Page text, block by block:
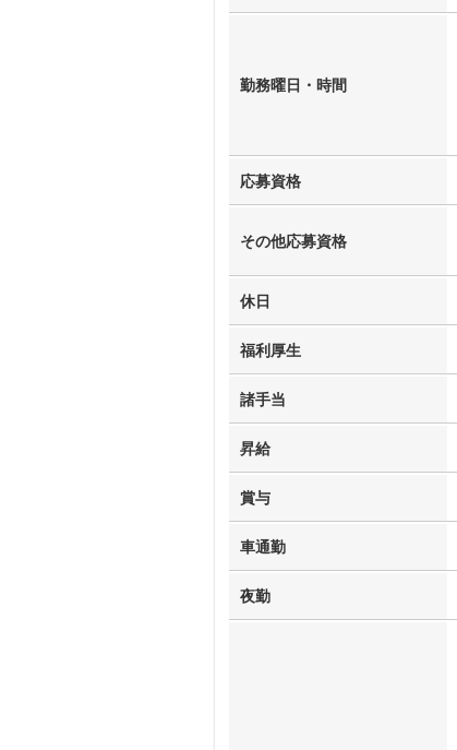
勤務曜日・時間
応募資格
その他応募資格
休日
福利厚生
諸手当
昇給
賞与
車通勤
夜勤